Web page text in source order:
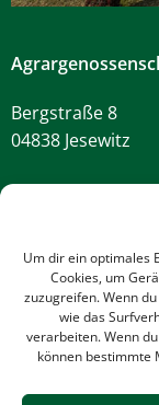
Um dir ein optimales
Cookies, um
zuzugreifen. Wenn
wie das
verarbeiten. Wenn
können bestimmte
Bergstraße 8
04838 Jesewitz
info@agrar-
Impressum